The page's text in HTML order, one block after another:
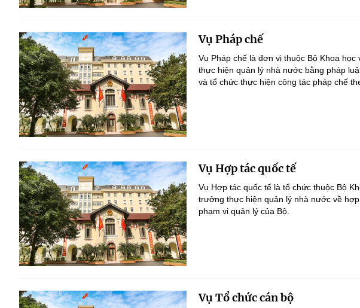
Vụ Pháp chế
Vụ Pháp chế là đơn vị thuộc Bộ Khoa
thực hiện quản lý nhà nước bằng pháp
và tổ chức thực hiện công tác pháp chế
Vụ Hợp tác quốc tế
Vụ Hợp tác quốc tế là tổ chức thuộc Bộ
trưởng thực hiện quản lý nhà nước về
phạm vi quản lý của Bộ.
Vụ Tổ chức cán bộ